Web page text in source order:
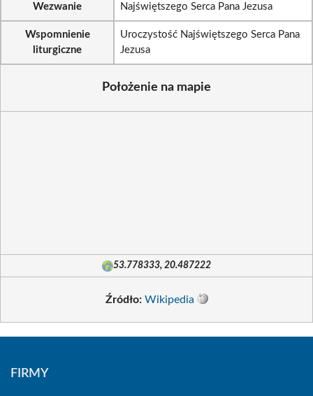
Wezwanie Najświętszego Serca Pana Jezusa
Wspomnienie
liturgiczne
Uroczystość Najświętszego Serca Pana
Jezusa
Położenie na mapie
53.778333, 20.487222
Źródło: Wikipedia
FIRMY